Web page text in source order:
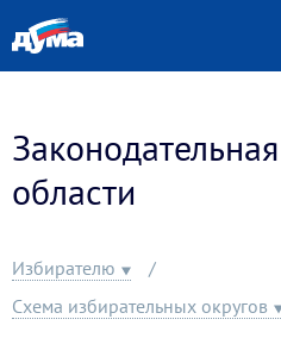
области
Избирателю
Схема избирательных округов